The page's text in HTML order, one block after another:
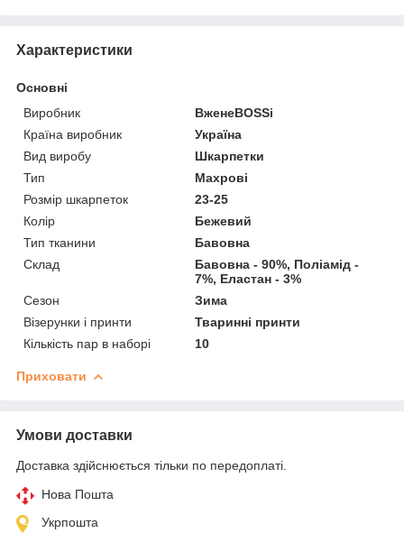
Характеристики
Основні
Виробник
ВженеBOSSі
Країна виробник
Україна
Вид виробу
Шкарпетки
Тип
Махрові
Розмір шкарпеток
23-25
Колір
Бежевий
Тип тканини
Бавовна
Склад
Бавовна - 90%, Поліамід -
7%, Еластан - 3%
Сезон
Зима
Візерунки і принти
Тваринні принти
Кількість пар в наборі
10
Приховати
Умови доставки
Доставка здійснюється тільки по передоплаті.
Нова Пошта
Укрпошта